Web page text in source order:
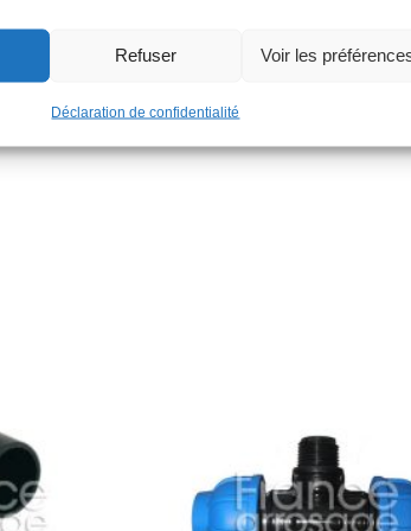
Refuser Voir les
Déclaration de confidentialité